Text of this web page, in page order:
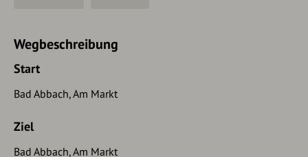
Wegbeschreibung
Start
Bad Abbach, Am Markt
Ziel
Bad Abbach, Am Markt